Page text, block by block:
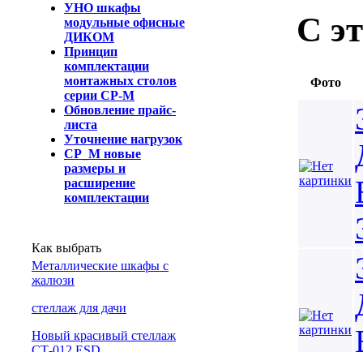
УНО шкафы
модульные офисные
ДИКОМ
Принцип
комплектации
монтажных столов
серии СР-М
Обновление прайс-
листа
Уточнение нагрузок
СР_М новые
размеры и
расширение
комплектации
Как выбрать
Металлические шкафы с
жалюзи
cтеллаж для дачи
Новый красивый стеллаж
С
Фото